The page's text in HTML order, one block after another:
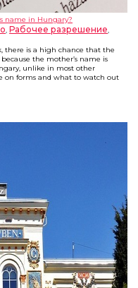
name in Hungary?
, Рабочее разрешение,
there is a high chance that the
the mother’s name is
unlike in most other
on forms and what to watch out